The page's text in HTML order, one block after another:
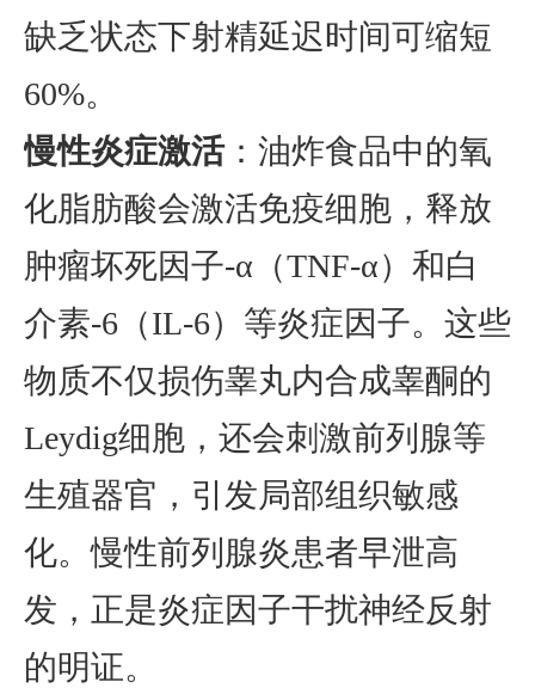
缺乏状态下射精延迟时间可缩短
60%。
慢性炎症激活：油炸食品中的氧
化脂肪酸会激活免疫细胞，释放
肿瘤坏死因子-α（TNF-α）和白
介素-6（IL-6）等炎症因子。这些
物质不仅损伤睾丸内合成睾酮的
Leydig细胞，还会刺激前列腺等
生殖器官，引发局部组织敏感
化。慢性前列腺炎患者早泄高
发，正是炎症因子干扰神经反射
的明证。